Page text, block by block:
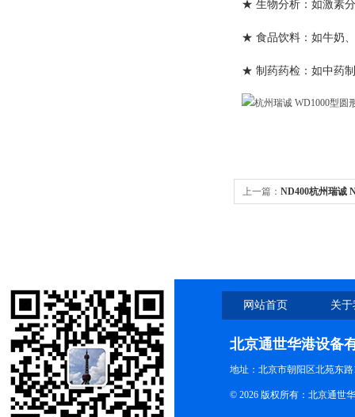
★ 生物分析：如激素
★ 食品饮料：如牛奶
★ 制药药检：如中药
上一篇： ND400杭州瑞诚
网站首页 关
北京通世华港设备
地址：北京市朝阳区北苑东路
© 2026 版权所有：北京通世